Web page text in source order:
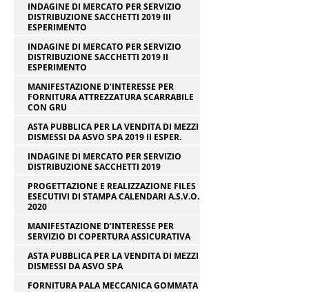
INDAGINE DI MERCATO PER SERVIZIO
DISTRIBUZIONE SACCHETTI 2019 III
ESPERIMENTO
INDAGINE DI MERCATO PER SERVIZIO
DISTRIBUZIONE SACCHETTI 2019 II
ESPERIMENTO
MANIFESTAZIONE D’INTERESSE PER
FORNITURA ATTREZZATURA SCARRABILE
CON GRU
ASTA PUBBLICA PER LA VENDITA DI MEZZI
DISMESSI DA ASVO SPA 2019 II ESPER.
INDAGINE DI MERCATO PER SERVIZIO
DISTRIBUZIONE SACCHETTI 2019
PROGETTAZIONE E REALIZZAZIONE FILES
ESECUTIVI DI STAMPA CALENDARI A.S.V.O.
2020
MANIFESTAZIONE D’INTERESSE PER
SERVIZIO DI COPERTURA ASSICURATIVA
ASTA PUBBLICA PER LA VENDITA DI MEZZI
DISMESSI DA ASVO SPA
FORNITURA PALA MECCANICA GOMMATA